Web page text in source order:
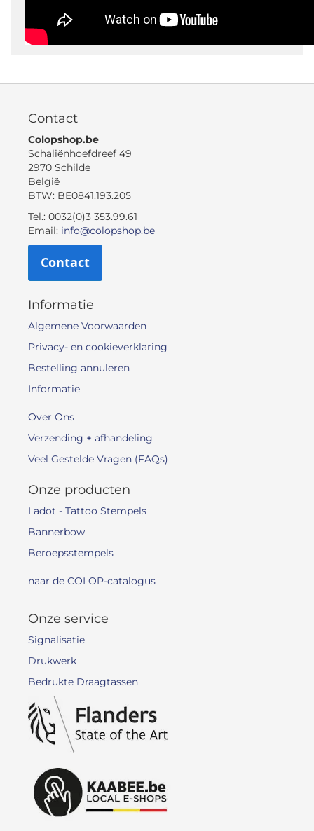
Contact
Colopshop.be
Schaliënhoefdreef 49
2970 Schilde
België
BTW: BE0841.193.205
Tel.: 0032(0)3 353.99.61
Email: info@colopshop.be
Contact
Informatie
Algemene Voorwaarden
Privacy- en cookieverklaring
Bestelling annuleren
Informatie
Over Ons
Verzending + afhandeling
Veel Gestelde Vragen (FAQs)
Onze producten
Ladot - Tattoo Stempels
Bannerbow
Beroepsstempels
naar de COLOP-catalogus
Onze service
Signalisatie
Drukwerk
Bedrukte Draagtassen